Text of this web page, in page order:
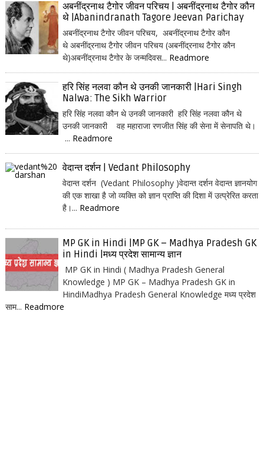
अबनींद्रनाथ टैगोर जीवन परिचय | अबनींद्रनाथ टैगोर कौन
थे |Abanindranath Tagore Jeevan Parichay
अबनींद्रनाथ टैगोर जीवन परिचय, अबनींद्रनाथ टैगोर कौन
थे अबनींद्रनाथ टैगोर जीवन परिचय (अबनींद्रनाथ टैगोर कौन
थे)अबनींद्रनाथ टैगोर के जन्मदिवस... Readmore
हरि सिंह नलवा कौन थे उनकी जानकारी |Hari Singh
Nalwa: The Sikh Warrior
हरि सिंह नलवा कौन थे उनकी जानकारी हरि सिंह नलवा कौन थे
उनकी जानकारी वह महाराजा रणजीत सिंह की सेना में सेनापति थे।
... Readmore
वेदान्त दर्शन | Vedant Philosophy
वेदान्त दर्शन (Vedant Philosophy )वेदान्त दर्शन वेदान्त ज्ञानयोग
की एक शाखा है जो व्यक्ति को ज्ञान प्राप्ति की दिशा में उत्प्रेरित करता
है।... Readmore
MP GK in Hindi |MP GK – Madhya Pradesh GK
in Hindi |मध्य प्रदेश सामान्य ज्ञान
MP GK in Hindi ( Madhya Pradesh General
Knowledge ) MP GK – Madhya Pradesh GK in
HindiMadhya Pradesh General Knowledge मध्य प्रदेश
साम... Readmore